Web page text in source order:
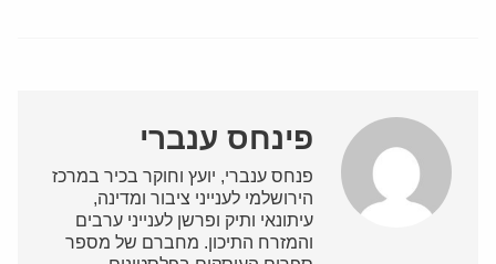
פינחס ענברי
פנחס ענברי, יועץ וחוקר בכיר במרכז
הירושלמי לענייני ציבור ומדינה,
עיתונאי ותיק ופרשן לענייני ערבים
והמזרח התיכון. מחברם של מספר